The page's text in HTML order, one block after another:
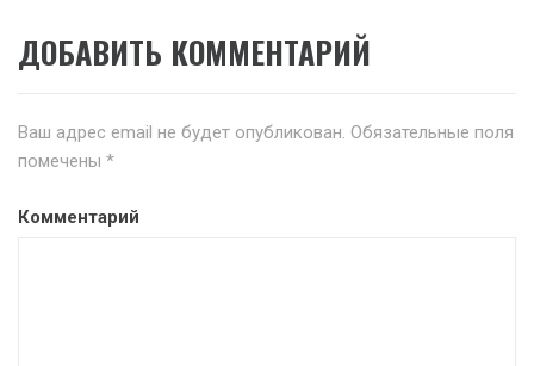
ДОБАВИТЬ КОММЕНТАРИЙ
Ваш адрес email не будет опубликован. Обязательные поля
помечены *
Комментарий